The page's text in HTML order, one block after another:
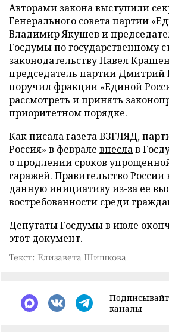
Авторами закона выступили
Генерального совета партии
Владимир Якушев и
Госдумы по государственному
законодательству Павел
председатель партии Дмитрий
поручил фракции «Единой
рассмотреть и принять
приоритетном порядке.
Как писала газета ВЗГЛЯД,
Россия» в феврале внеслав
о продлении сроков
гаражей. Правительство России
данную инициативу из-за ее
востребованности среди
Депутаты Госдумы в июле
этот документ.
Текст: Елизавета Шишкова
каналы